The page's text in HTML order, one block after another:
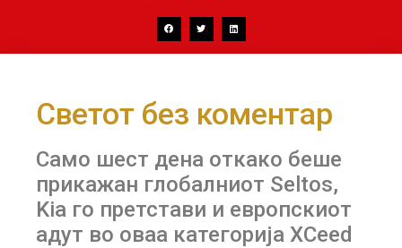
Светот без коментар
Само шест дена откако беше
прикажан глобалниот Seltos,
Kia го претстави и европскиот
адут во оваа категорија XCeed